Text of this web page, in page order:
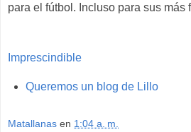
para el fútbol. Incluso para sus más
Imprescindible
Queremos un blog de Lillo
Matallanas en 1:04 a. m.